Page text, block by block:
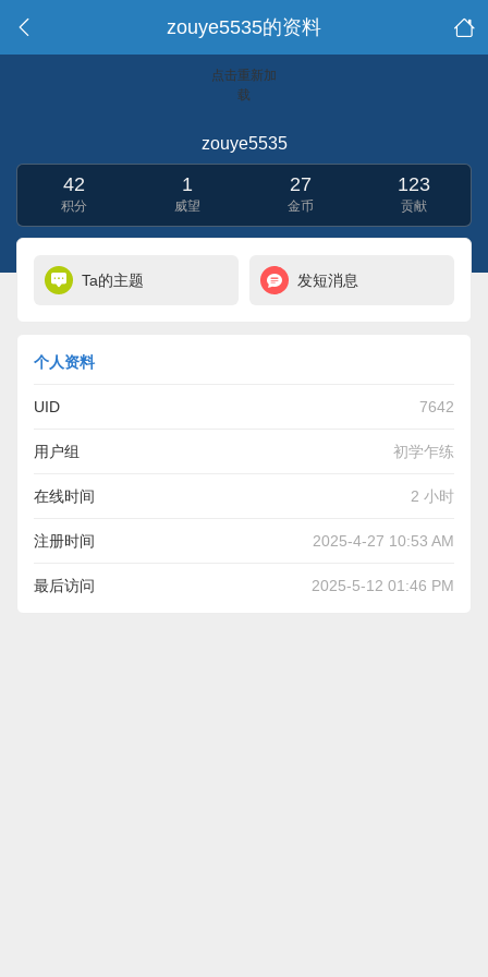
zouye5535的资料
点击重新加
载
zouye5535
42
积分
1
威望
27
金币
123
贡献
Ta的主题 发短消息
个人资料
UID 7642
用户组 初学乍练
在线时间 2 小时
注册时间 2025-4-27 10:53 AM
最后访问 2025-5-12 01:46 PM